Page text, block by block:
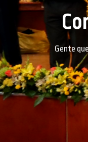
Gente